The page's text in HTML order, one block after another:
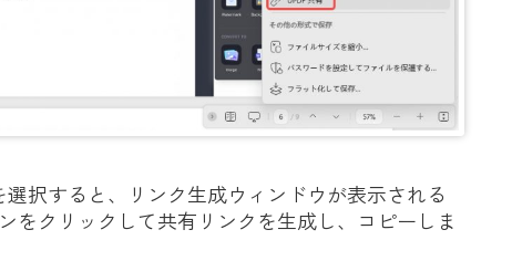
選択すると、リンク生成ウィンドウが表示される
をクリックして共有リンクを生成し、コピーしま